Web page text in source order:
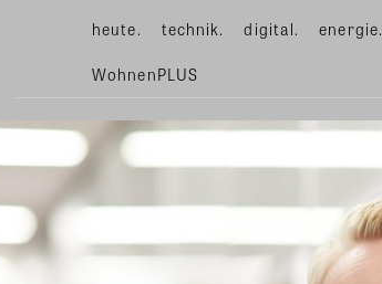
heute. technik. digital. energie.
WohnenPLUS